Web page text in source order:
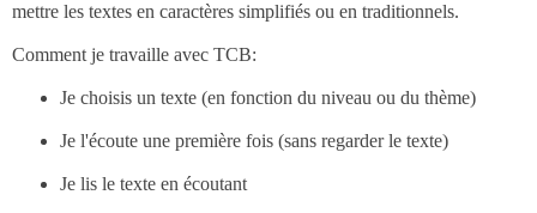
mettre les textes en caractères simplifiés ou en traditionnels.
Comment je travaille avec TCB:
Je choisis un texte (en fonction du niveau ou du thème)
Je l'écoute une première fois (sans regarder le texte)
Je lis le texte en écoutant